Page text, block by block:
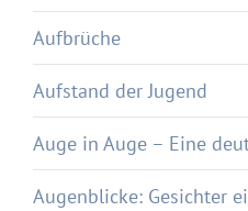
Aufbrüche
Aufstand der Jugend
Auge in Auge – Eine
Augenblicke: Gesichter